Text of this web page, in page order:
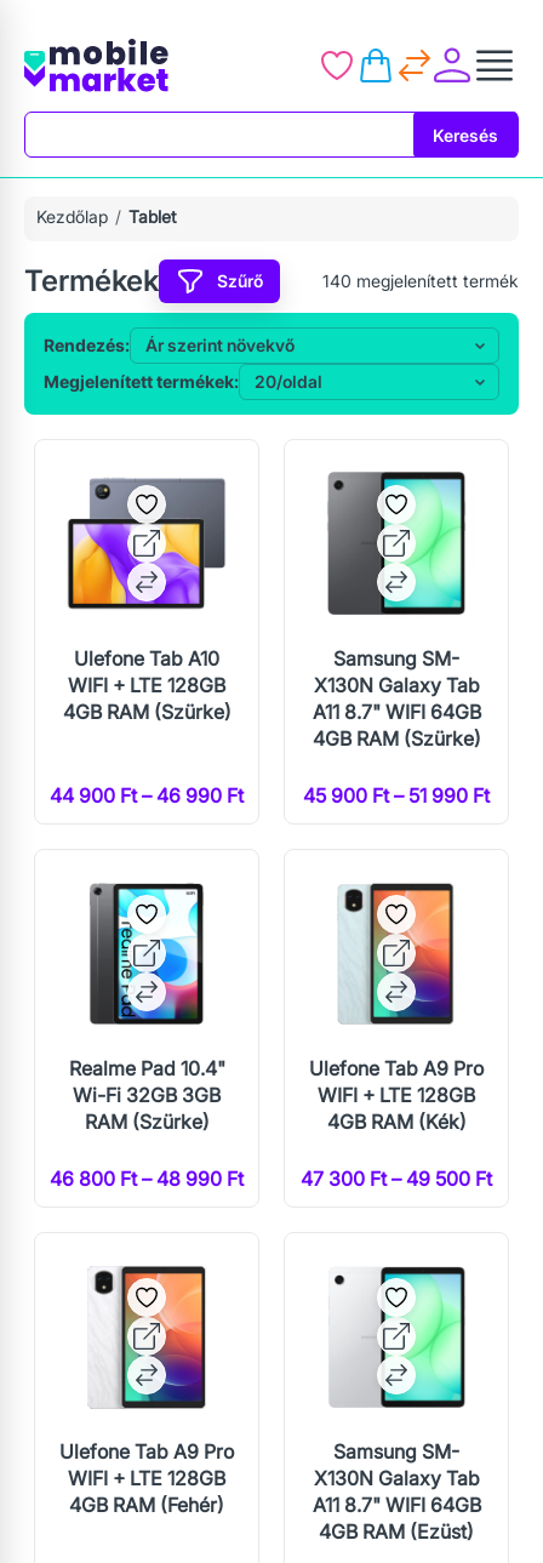
Keresés
Kezdőlap Tablet
Termékek Szűrő 140 megjelenített termék
Rendezés:
Megjelenített termékek:
Ulefone Tab A10
WIFI + LTE 128GB
4GB RAM (Szürke)
44 900 Ft – 46 990 Ft
Samsung SM-
X130N Galaxy Tab
A11 8.7" WIFI 64GB
4GB RAM (Szürke)
45 900 Ft – 51 990 Ft
Realme Pad 10.4"
Wi-Fi 32GB 3GB
RAM (Szürke)
46 800 Ft – 48 990 Ft
Ulefone Tab A9 Pro
WIFI + LTE 128GB
4GB RAM (Kék)
47 300 Ft – 49 500 Ft
Ulefone Tab A9 Pro
WIFI + LTE 128GB
4GB RAM (Fehér)
Samsung SM-
X130N Galaxy Tab
A11 8.7" WIFI 64GB
4GB RAM (Ezüst)